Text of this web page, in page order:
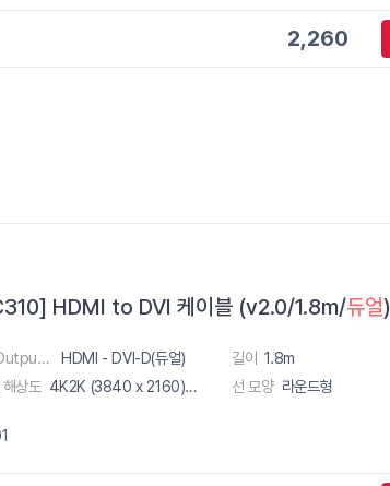
2,260
HDMI to DVI 케이블 (v2.0/1.8m/듀얼)
Input - Output 단자 HDMI - DVI-D(듀얼) 길이 1.8m
상도 4K2K (3840 x 2160) 60Hz 선 모양 라운드형